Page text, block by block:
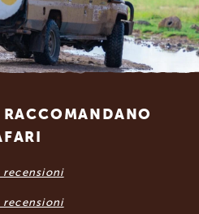
recensioni
recensioni